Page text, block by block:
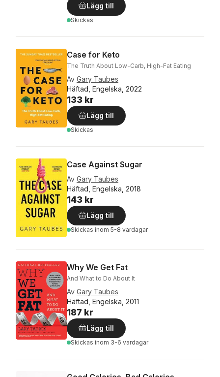
Lägg till
Skickas
Case for Keto
The Truth About Low-Carb, High-Fat Eating
Av Gary Taubes
Häftad, Engelska, 2022
133 kr
Lägg till
Skickas
Case Against Sugar
Av Gary Taubes
Häftad, Engelska, 2018
143 kr
Lägg till
Skickas inom 5-8 vardagar
Why We Get Fat
And What to Do About It
Av Gary Taubes
Häftad, Engelska, 2011
187 kr
Lägg till
Skickas inom 3-6 vardagar